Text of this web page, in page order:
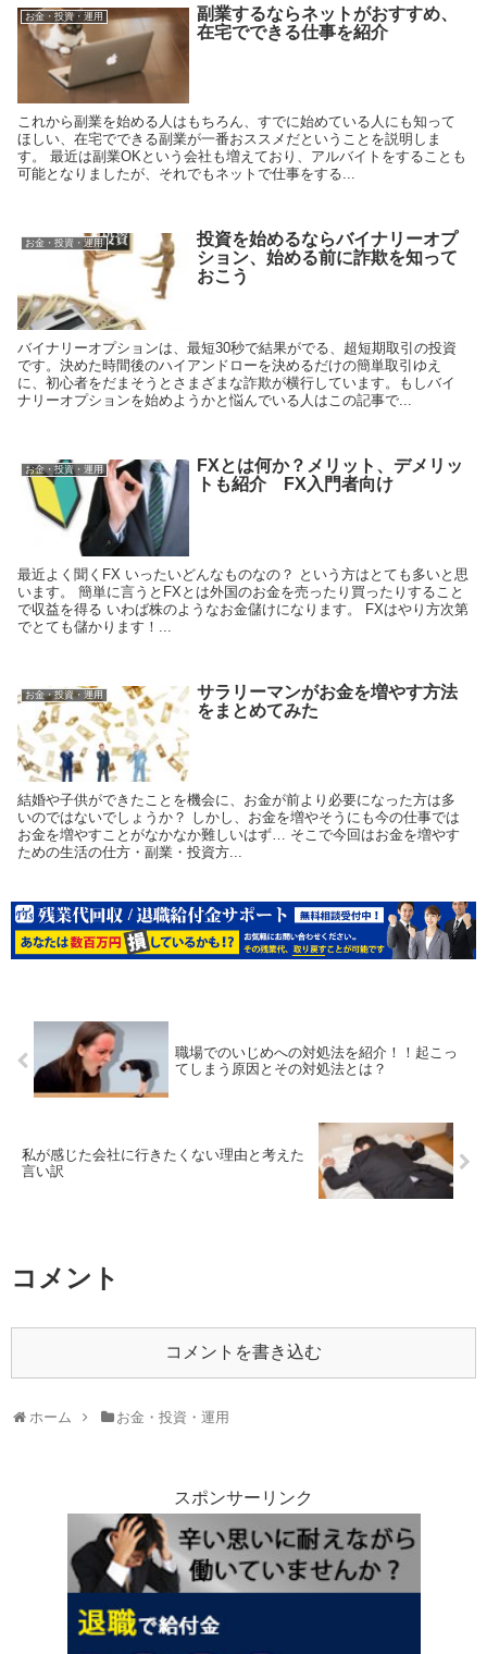
お金・投資・運用
副業するならネットがおすすめ、
在宅でできる仕事を紹介
これから副業を始める人はもちろん、すでに始めている人にも知って
ほしい、在宅でできる副業が一番おススメだということを説明しま
す。 最近は副業OKという会社も増えており、アルバイトをすることも
可能となりましたが、それでもネットで仕事をする...
お金・投資・運用
投資を始めるならバイナリーオプ
ション、始める前に詐欺を知って
おこう
バイナリーオプションは、最短30秒で結果がでる、超短期取引の投資
です。決めた時間後のハイアンドローを決めるだけの簡単取引ゆえ
に、初心者をだまそうとさまざまな詐欺が横行しています。もしバイ
ナリーオプションを始めようかと悩んでいる人はこの記事で...
お金・投資・運用
FXとは何か？メリット、デメリッ
トも紹介 FX入門者向け
最近よく聞くFX いったいどんなものなの？ という方はとても多いと思
います。 簡単に言うとFXとは外国のお金を売ったり買ったりすること
で収益を得る いわば株のようなお金儲けになります。 FXはやり方次第
でとても儲かります！...
お金・投資・運用
サラリーマンがお金を増やす方法
をまとめてみた
結婚や子供ができたことを機会に、お金が前より必要になった方は多
いのではないでしょうか？ しかし、お金を増やそうにも今の仕事では
お金を増やすことがなかなか難しいはず… そこで今回はお金を増やす
ための生活の仕方・副業・投資方...
職場でのいじめへの対処法を紹介！！起こっ
てしまう原因とその対処法とは？
私が感じた会社に行きたくない理由と考えた
言い訳
コメント
コメントを書き込む
ホーム お金・投資・運用
スポンサーリンク